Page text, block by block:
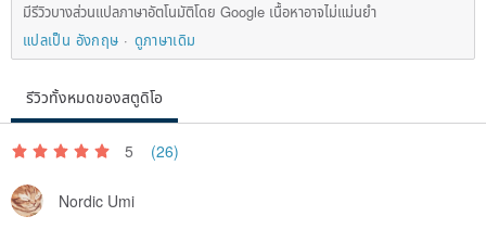
มีรีวิวบางส่วนแปลภาษาอัตโนมัติโดย Google เนื้อหาอาจไม่แม่นยำ
แปลเป็น อังกฤษ
ดูภาษาเดิม
รีวิวทั้งหมดของสตูดิโอ
5 (26)
Nordic Umi